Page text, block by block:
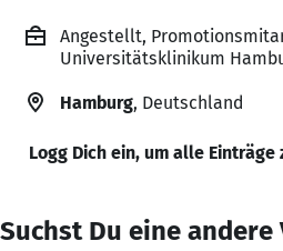
Angestellt,
Universitätsklinikum
Hamburg, Deutschland
Logg Dich ein, um alle Einträge
Suchst Du eine andere